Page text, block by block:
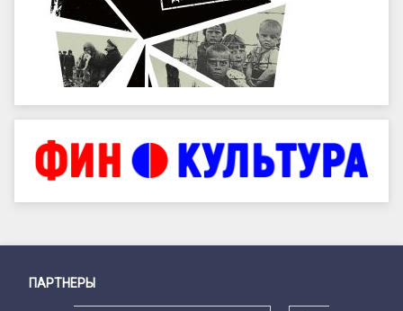
Снизу
ПАРТНЕРЫ